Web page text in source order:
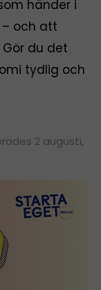
händer i
och att
du det
tydlig och
2 augusti,